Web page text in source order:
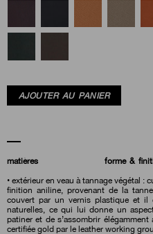
AJOUTER AU PANIER
matières forme &
• extérieur en veau à tannage végétal :
finition aniline, provenant de la
couvert par un vernis plastique et il
naturelles, ce qui lui donne un
patiner et de s’assombrir
certifiée gold par le leather working